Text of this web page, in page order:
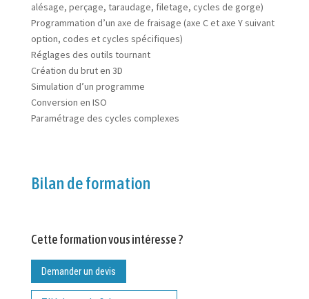
alésage, perçage, taraudage, filetage, cycles de gorge)
Programmation d’un axe de fraisage (axe C et axe Y suivant
option, codes et cycles spécifiques)
Réglages des outils tournant
Création du brut en 3D
Simulation d’un programme
Conversion en ISO
Paramétrage des cycles complexes
Bilan de formation
Cette formation vous intéresse ?
Demander un devis